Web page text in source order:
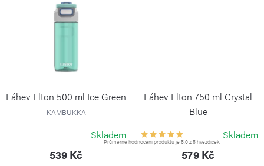
Láhev Elton 500 ml Ice Green
KAMBUKKA
Skladem
539 Kč
Láhev Elton 750 ml Crystal
Blue
Průměrné hodnocení produktu je 5,0 z 5 hvězdiček.
Skladem
579 Kč